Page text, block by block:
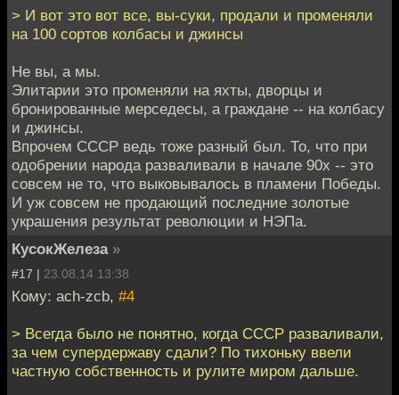
> И вот это вот все, вы-суки, продали и променяли
на 100 сортов колбасы и джинсы
Не вы, а мы.
Элитарии это променяли на яхты, дворцы и
бронированные мерседесы, а граждане -- на колбасу
и джинсы.
Впрочем СССР ведь тоже разный был. То, что при
одобрении народа разваливали в начале 90х -- это
совсем не то, что выковывалось в пламени Победы.
И уж совсем не продающий последние золотые
украшения результат революции и НЭПа.
КусокЖелеза »
#17 | 23.08.14 13:38
Кому: ach-zcb, #4
> Всегда было не понятно, когда СССР разваливали,
за чем супердержаву сдали? По тихоньку ввели
частную собственность и рулите миром дальше.